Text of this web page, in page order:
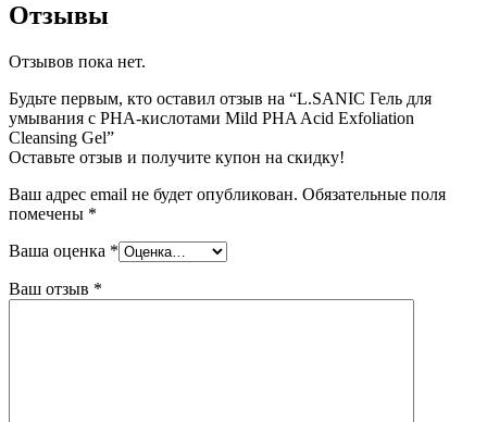
Отзывы
Отзывов пока нет.
Будьте первым, кто оставил отзыв на “L.SANIC Гель для
умывания с PHA-кислотами Mild PHA Acid Exfoliation
Cleansing Gel”
Оставьте отзыв и получите купон на скидку!
Ваш адрес email не будет опубликован. Обязательные поля
помечены *
Ваша оценка *
Ваш отзыв *